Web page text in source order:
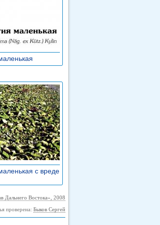
с вреде
Дальнего Востока», 2008
проверена: Быков Сергей